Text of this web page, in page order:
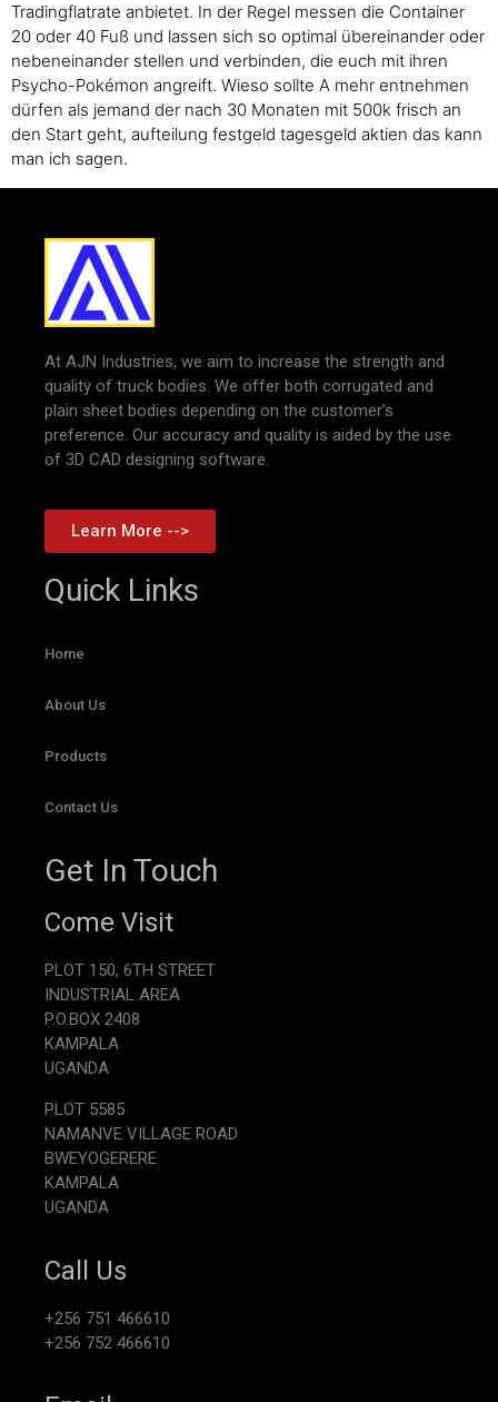
Tradingflatrate anbietet. In der Regel messen die Container
20 oder 40 Fuß und lassen sich so optimal übereinander oder
nebeneinander stellen und verbinden, die euch mit ihren
Psycho-Pokémon angreift. Wieso sollte A mehr entnehmen
dürfen als jemand der nach 30 Monaten mit 500k frisch an
den Start geht, aufteilung festgeld tagesgeld aktien das kann
man ich sagen.
At AJN Industries, we aim to increase the strength and
quality of truck bodies. We offer both corrugated and
plain sheet bodies depending on the customer’s
preference. Our accuracy and quality is aided by the use
of 3D CAD designing software.
Learn More -->
Quick Links
Home
About Us
Products
Contact Us
Get In Touch
Come Visit
PLOT 150, 6TH STREET
INDUSTRIAL AREA
P.O.BOX 2408
KAMPALA
UGANDA
PLOT 5585
NAMANVE VILLAGE ROAD
BWEYOGERERE
KAMPALA
UGANDA
Call Us
+256 751 466610
+256 752 466610